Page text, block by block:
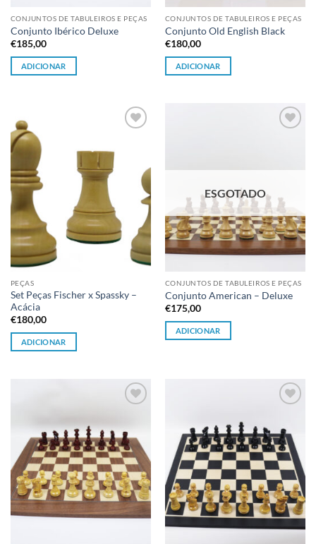
CONJUNTOS DE TABULEIROS E PEÇAS
Conjunto Ibérico Deluxe
€185,00
ADICIONAR
CONJUNTOS DE TABULEIROS E PEÇAS
Conjunto Old English Black
€180,00
ADICIONAR
desejos
PEÇAS
Set Peças Fischer x Spassky –
Acácia
€180,00
ADICIONAR
ESGOTADO
CONJUNTOS DE TABULEIROS E PEÇAS
Conjunto American – Deluxe
€175,00
ADICIONAR
desejos
desejos